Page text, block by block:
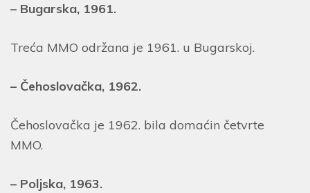
– Bugarska, 1961.
Treća MMO održana je 1961. u Bugarskoj.
– Čehoslovačka, 1962.
Čehoslovačka je 1962. bila domaćin četvrte
MMO.
– Poljska, 1963.